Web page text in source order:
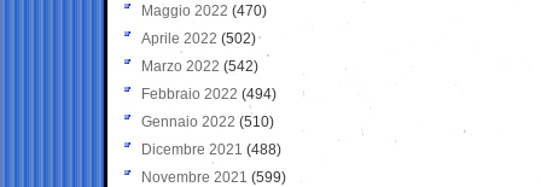
Maggio 2022 (470)
Aprile 2022 (502)
Marzo 2022 (542)
Febbraio 2022 (494)
Gennaio 2022 (510)
Dicembre 2021 (488)
Novembre 2021 (599)